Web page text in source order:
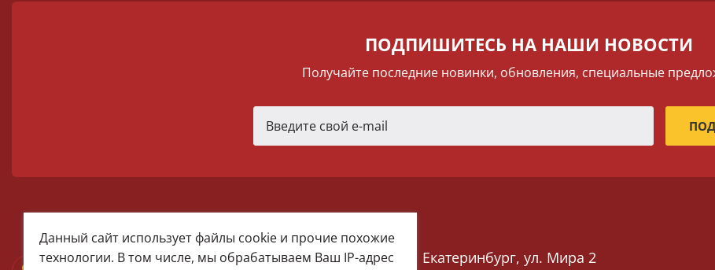
ПОДПИШИТЕСЬ НА НАШИ НОВОСТИ
Получайте последние новинки, обновления, специальные
+7 (922) 025-50-71 (MAX)
Екатеринбург, ул. Мира 2
Данный сайт использует файлы cookie и прочие похожие
технологии. В том числе, мы обрабатываем Ваш IP-адрес